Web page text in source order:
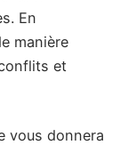
En
manière
et
vous donnera